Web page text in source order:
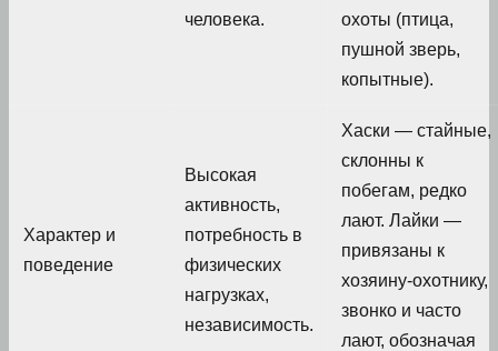
человека.
охоты (птица,
пушной зверь,
копытные).
Характер и
поведение
Высокая
активность,
потребность в
физических
нагрузках,
независимость.
Хаски — стайные,
склонны к
побегам, редко
лают. Лайки —
привязаны к
хозяину-охотнику,
звонко и часто
лают, обозначая